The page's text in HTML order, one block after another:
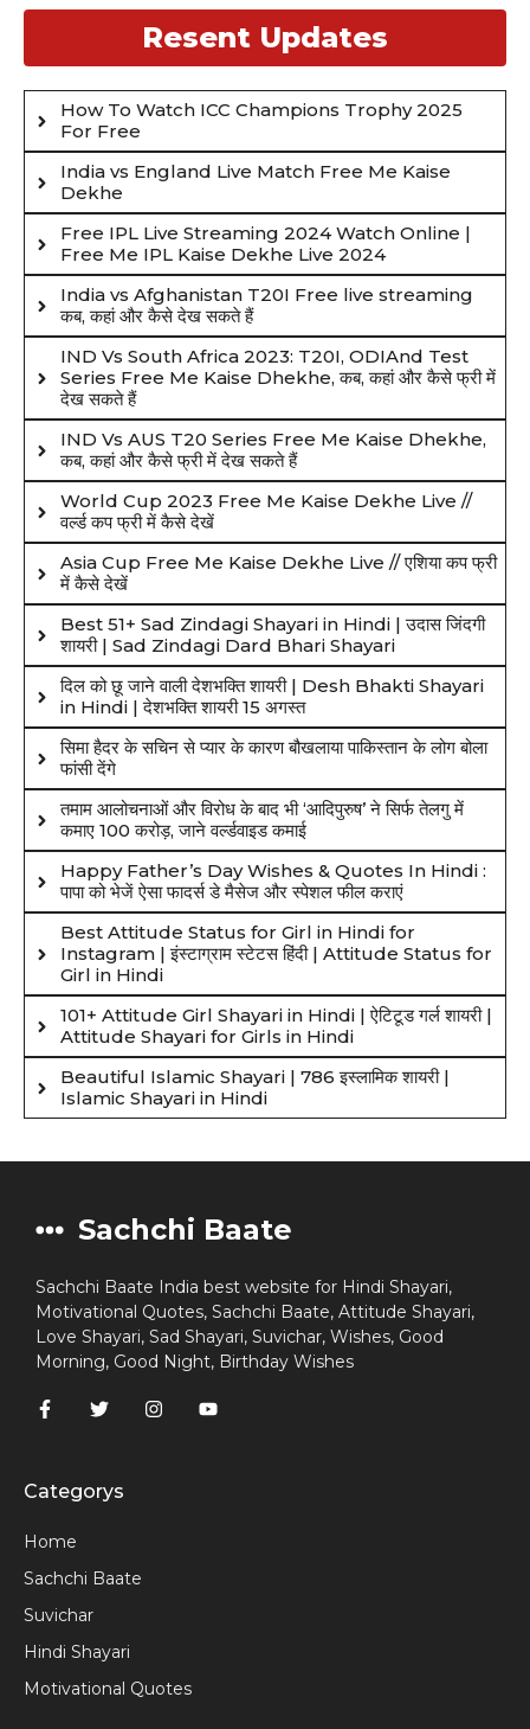
Resent Updates
How To Watch ICC Champions Trophy 2025
For Free
India vs England Live Match Free Me Kaise
Dekhe
Free IPL Live Streaming 2024 Watch Online |
Free Me IPL Kaise Dekhe Live 2024
India vs Afghanistan T20I Free live streaming
कब, कहां और कैसे देख सकते हैं
IND Vs South Africa 2023: T20I, ODIAnd Test
Series Free Me Kaise Dhekhe, कब, कहां और कैसे फ्री में
देख सकते हैं
IND Vs AUS T20 Series Free Me Kaise Dhekhe,
कब, कहां और कैसे फ्री में देख सकते हैं
World Cup 2023 Free Me Kaise Dekhe Live //
वर्ल्ड कप फ्री में कैसे देखें
Asia Cup Free Me Kaise Dekhe Live // एशिया कप फ्री
में कैसे देखें
Best 51+ Sad Zindagi Shayari in Hindi | उदास जिंदगी
शायरी | Sad Zindagi Dard Bhari Shayari
दिल को छू जाने वाली देशभक्ति शायरी | Desh Bhakti Shayari
in Hindi | देशभक्ति शायरी 15 अगस्त
सिमा हैदर के सचिन से प्यार के कारण बौखलाया पाकिस्तान के लोग बोला
फांसी देंगे
तमाम आलोचनाओं और विरोध के बाद भी ‘आदिपुरुष’ ने सिर्फ तेलगु में
कमाए 100 करोड़, जाने वर्ल्डवाइड कमाई
Happy Father’s Day Wishes & Quotes In Hindi :
पापा को भेजें ऐसा फादर्स डे मैसेज और स्पेशल फील कराएं
Best Attitude Status for Girl in Hindi for
Instagram | इंस्टाग्राम स्टेटस हिंदी | Attitude Status for
Girl in Hindi
101+ Attitude Girl Shayari in Hindi | ऐटिटूड गर्ल शायरी |
Attitude Shayari for Girls in Hindi
Beautiful Islamic Shayari | 786 इस्लामिक शायरी |
Islamic Shayari in Hindi
Sachchi Baate
Sachchi Baate India best website for Hindi Shayari,
Motivational Quotes, Sachchi Baate, Attitude Shayari,
Love Shayari, Sad Shayari, Suvichar, Wishes, Good
Morning, Good Night, Birthday Wishes
Categorys
Home
Sachchi Baate
Suvichar
Hindi Shayari
Motivational Quotes